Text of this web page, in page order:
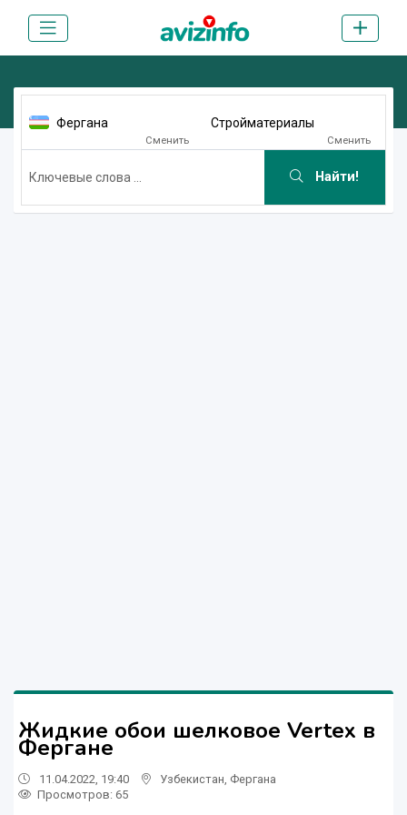
Фергана
Сменить
Стройматериалы
Сменить
Найти!
Жидкие обои шелковое Vertex в
Фергане
11.04.2022, 19:40 Узбекистан Фергана
Просмотров: 65